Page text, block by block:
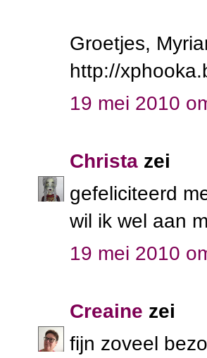
Groetjes,
http://
19 mei 2010
Christa zei
gefeliciteerd
wil ik wel aan
19 mei 2010
Creaine zei
fijn zoveel